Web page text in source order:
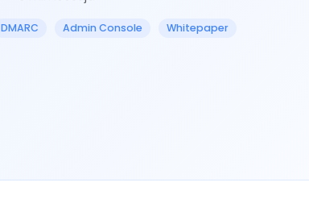
DMARC Admin Console Whitepaper